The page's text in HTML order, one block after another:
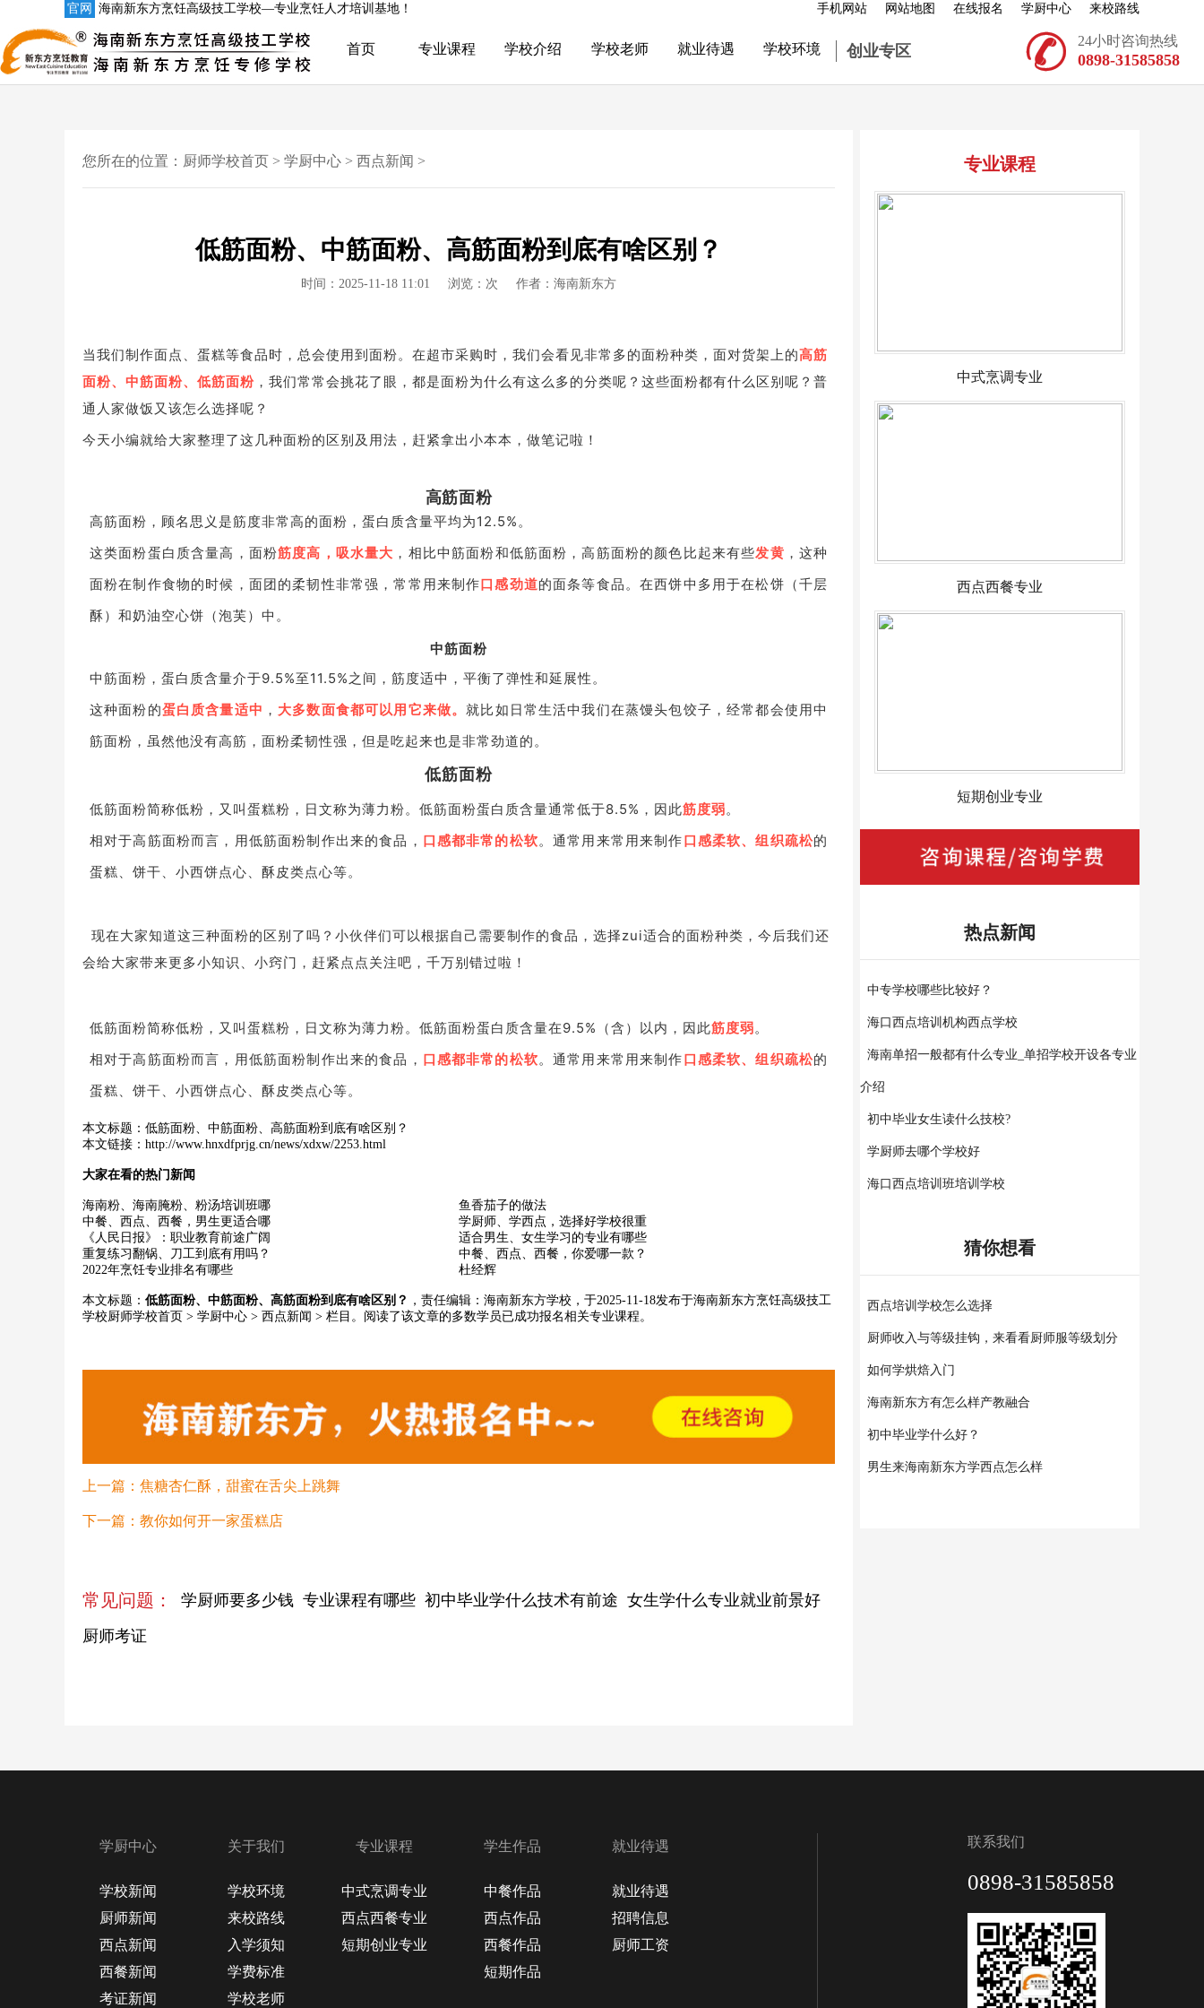
官网 海南新东方烹饪高级技工学校—专业烹饪人才培训基地！ 手机网站 网站地图 在线报名 学厨中心 来校路线
首页 专业课程 学校介绍 学校老师 就业待遇 学校环境 创业专区  24小时咨询热线
0898-31585858
您所在的位置： 厨师学校首页 > 学厨中心 > 西点新闻 >
低筋面粉、中筋面粉、高筋面粉到底有啥区别？
时间：2025-11-18 11:01 浏览： 次 作者：海南新东方
当我们制作面点、蛋糕等食品时，总会使用到面粉。在超市采购时，我们会看见非常多的面粉种类，面对货架上的高筋
面粉、中筋面粉、低筋面粉 ，我们常常会挑花了眼，都是面粉为什么有这么多的分类呢？这些面粉都有什么区别呢？普
通人家做饭又该怎么选择呢？
今天小编就给大家整理了这几种面粉的区别及用法，赶紧拿出小本本，做笔记啦！
高筋面粉
高筋面粉，顾名思义是筋度非常高的面粉，蛋白质含量平均为12.5%。
这类面粉蛋白质含量高，面粉筋度高，吸水量大 ， 相比中筋面粉和低筋面粉，高筋面粉的颜色比起来有些发黄 ， 这种
面粉在制作食物的时候，面团的柔韧性非常强，常常用来制作口感劲道的面条等食品。在西饼中多用于在松饼（千层
酥）和奶油空心饼（泡芙）中。
中筋面粉
中筋面粉，蛋白质含量介于9.5%至11.5%之间，筋度适中，平衡了弹性和延展性。‌
这种面粉的蛋白质含量适中 ， 大多数面食都可以用它来做。就比如日常生活中我们在蒸馒头包饺子，经常都会使用中
筋面粉，虽然他没有高筋，面粉柔韧性强，但是吃起来也是非常劲道的。
低筋面粉
低筋面粉简称低粉，又叫蛋糕粉，日文称为薄力粉。低筋面粉蛋白质含量通常低于8.5%，因此筋度弱。
相对于高筋面粉而言，用低筋面粉制作出来的食品， 口感都非常的松软。通常用来常用来制作口感柔软、组织疏松的
蛋糕、饼干、小西饼点心、酥皮类点心等。
现在大家知道这三种面粉的区别了吗？小伙伴们可以根据自己需要制作的食品，选择zui适合的面粉种类，今后我们还
会给大家带来更多小知识、小窍门，赶紧点点关注吧，千万别错过啦！
低筋面粉简称低粉，又叫蛋糕粉，日文称为薄力粉。低筋面粉蛋白质含量在9.5%（含）以内，因此筋度弱。
相对于高筋面粉而言，用低筋面粉制作出来的食品， 口感都非常的松软。通常用来常用来制作口感柔软、组织疏松的
蛋糕、饼干、小西饼点心、酥皮类点心等。
本文标题： 低筋面粉、中筋面粉、高筋面粉到底有啥区别？
本文链接： http://www.hnxdfprjg.cn/news/xdxw/2253.html
大家在看的热门新闻
海南粉、海南腌粉、粉汤培训班哪
鱼香茄子的做法
中餐、西点、西餐，男生更适合哪
学厨师、学西点，选择好学校很重
《人民日报》：职业教育前途广阔
适合男生、女生学习的专业有哪些
重复练习翻锅、刀工到底有用吗？
中餐、西点、西餐，你爱哪一款？
2022年烹饪专业排名有哪些
杜经辉
本文标题： 低筋面粉、中筋面粉、高筋面粉到底有啥区别？ ，责任编辑：海南新东方学校，于2025-11-18发布于海南新东方烹饪高级技工
学校厨师学校首页 > 学厨中心 > 西点新闻 > 栏目。阅读了该文章的多数学员已成功报名相关专业课程。
上一篇： 焦糖杏仁酥，甜蜜在舌尖上跳舞
下一篇： 教你如何开一家蛋糕店
常见问题： 学厨师要多少钱 专业课程有哪些 初中毕业学什么技术有前途 女生学什么专业就业前景好
厨师考证
专业课程
中式烹调专业
西点西餐专业
短期创业专业
热点新闻
中专学校哪些比较好？
海口西点培训机构西点学校
海南单招一般都有什么专业_单招学校开设各专业
介绍
初中毕业女生读什么技校?
学厨师去哪个学校好
海口西点培训班培训学校
猜你想看
西点培训学校怎么选择
厨师收入与等级挂钩，来看看厨师服等级划分
如何学烘焙入门
海南新东方有怎么样产教融合
初中毕业学什么好？
男生来海南新东方学西点怎么样
学厨中心
学校新闻
厨师新闻
西点新闻
西餐新闻
考证新闻
关于我们
学校环境
来校路线
入学须知
学费标准
学校老师
专业课程
中式烹调专业
西点西餐专业
短期创业专业
学生作品
中餐作品
西点作品
西餐作品
短期作品
就业待遇
就业待遇
招聘信息
厨师工资
联系我们
0898-31585858